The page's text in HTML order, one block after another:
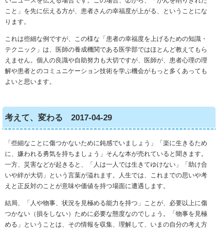
こと」を先に伝える方が、患者さんの幸福度が上がる、ということにな
ります。
これは些細な例ですが、この様な「患者の幸福度を上げるための知識・
テクニック」は、医師の養成機関である医学部ではほとんど教えてもら
えません。個人の良識や自助努力も大切ですが、医師が、患者心理の理
解や患者とのコミュニケーション技術を学ぶ機会がもっと多くあっても
よいと思います。
考えて、変わる 2017-04-29
「些細なことに傷つかないために鈍感でいましょう」「楽に生きるため
に、嫌われる勇気を持ちましょう」そんな本が売れていると聞きます。
一方、災害などが起きると、「人は一人では生きてゆけない」「助け合
いや絆が大切」という言葉が溢れます。人生では、これまでの思いや考
えと正反対のことが意味や価値を持つ場面に遭遇します。
結局、「人や物事、状況を見極める能力を持つ」ことが、必要以上に傷
つかない（損をしない）ために必要な態度なのでしょう。「物事を見極
める」ということは、その情報を収集、理解して、いまの自分の考え方